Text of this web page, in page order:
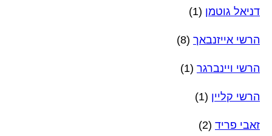
דניאל גוטמן (1)
הרשי אייזנבאך (8)
הרשי ויינברגר (1)
הרשי קליין (1)
זאבי פריד (2)